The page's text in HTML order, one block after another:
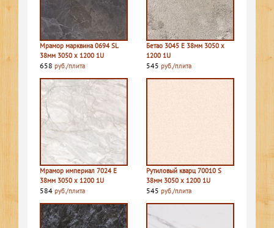
Мрамор марквина 0694 SL
38мм 3050 х 1200 1U
658 руб./плита
Бетао 3045 E 38мм 3050 х
1200 1U
545 руб./плита
Мрамор империал 7024 E
38мм 3050 х 1200 1U
584 руб./плита
Рутиловый кварц 70010 S
38мм 3050 х 1200 1U
545 руб./плита